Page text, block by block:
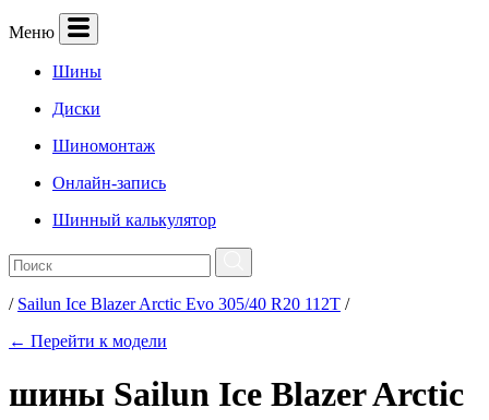
Меню
Шины
Диски
Шиномонтаж
Онлайн-запись
Шинный калькулятор
/ Sailun Ice Blazer Arctic Evo 305/40 R20 112T /
← Перейти к модели
шины Sailun Ice Blazer Arctic